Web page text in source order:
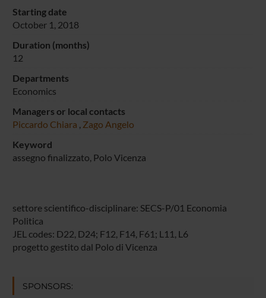
Starting date
October 1, 2018
Duration (months)
12
Departments
Economics
Managers or local contacts
Piccardo Chiara , Zago Angelo
Keyword
assegno finalizzato, Polo Vicenza
settore scientifico-disciplinare: SECS-P/01 Economia
Politica
JEL codes: D22, D24; F12, F14, F61; L11, L6
progetto gestito dal Polo di Vicenza
SPONSORS: